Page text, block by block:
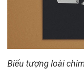
Biểu tượng loài